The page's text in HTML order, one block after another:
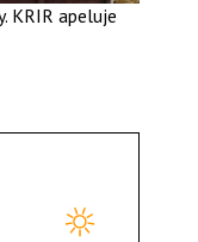
KRIR apeluje